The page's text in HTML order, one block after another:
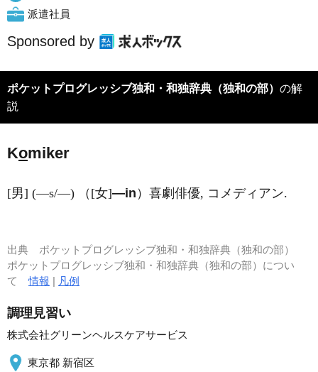
派遣社員
Sponsored by
ポケットプログレッシブ独和・和独辞典（独和の部） の解
説
Komiker
[男] (―s/―) （[女]―in ）喜劇俳優, コメディアン.
出典 ポケットプログレッシブ独和・和独辞典（独和の部）
ポケットプログレッシブ独和・和独辞典（独和の部）につい
て情報 | 凡例
調理見習い
株式会社グリーンヘルスケアサービス
東京都 新宿区